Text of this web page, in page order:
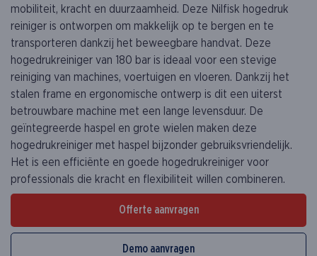
mobiliteit, kracht en duurzaamheid. Deze Nilfisk hogedruk
reiniger is ontworpen om makkelijk op te bergen en te
transporteren dankzij het beweegbare handvat. Deze
hogedrukreiniger van 180 bar is ideaal voor een stevige
reiniging van machines, voertuigen en vloeren. Dankzij het
stalen frame en ergonomische ontwerp is dit een uiterst
betrouwbare machine met een lange levensduur. De
geïntegreerde haspel en grote wielen maken deze
hogedrukreiniger met haspel bijzonder gebruiksvriendelijk.
Het is een efficiënte en goede hogedrukreiniger voor
professionals die kracht en flexibiliteit willen combineren.
Offerte aanvragen
Demo aanvragen